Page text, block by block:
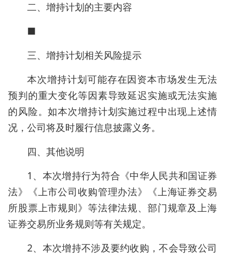
二、增持计划的主要内容
■
三、增持计划相关风险提示
本次增持计划可能存在因资本市场发生无法
预判的重大变化等因素导致延迟实施或无法实施
的风险。如本次增持计划实施过程中出现上述情
况，公司将及时履行信息披露义务。
四、其他说明
1、本次增持行为符合《中华人民共和国证券
法》《上市公司收购管理办法》《上海证券交易
所股票上市规则》等法律法规、部门规章及上海
证券交易所业务规则等有关规定。
2、本次增持不涉及要约收购，不会导致公司